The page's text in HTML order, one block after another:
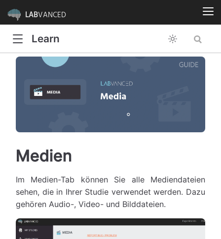
LABVANCED
Learn
Medien
Im Medien-Tab können Sie alle Mediendateien
sehen, die in Ihrer Studie verwendet werden. Dazu
gehören Audio-, Video- und Bilddateien.